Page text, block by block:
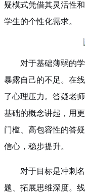
疑模式凭借其灵活性
学生的个性化需求。
对于基础薄弱的
暴露自己的不足。在
了心理压力。答疑老
基础的概念讲起，用
门槛、高包容性的答
信心，稳步提升。
对于目标是冲刺
题、拓展思维深度。